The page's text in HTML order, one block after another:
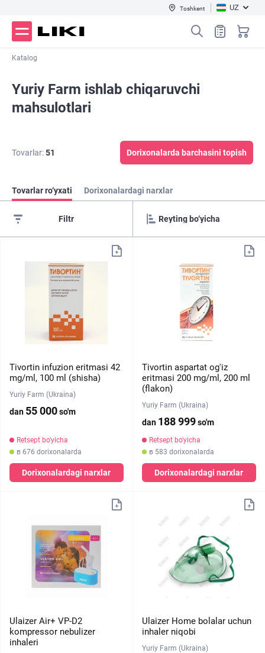
Toshkent UZ
Katalog
Yuriy Farm ishlab chiqaruvchi
mahsulotlari
Tovarlar:51 Dorixonalarda barchasini topish
Tovarlar ro‘yxati Dorixonalardagi narxlar
Filtr
Tivortin infuzion eritmasi 42
mg/ml, 100 ml (shisha)
Yuriy Farm (Ukraina)
dan 55 000so'm
Retsept bo'yicha
в 676 dorixonalarda
Dorixonalardagi narxlar
Tivortin aspartat og'iz
eritmasi 200 mg/ml, 200 ml
(flakon)
Yuriy Farm (Ukraina)
dan 188 999so'm
Retsept bo'yicha
в 583 dorixonalarda
Dorixonalardagi narxlar
Ulaizer Air+ VP-D2
kompressor nebulizer
inhaleri
Ulaizer Home bolalar uchun
inhaler niqobi
Yuriy Farm (Ukraina)